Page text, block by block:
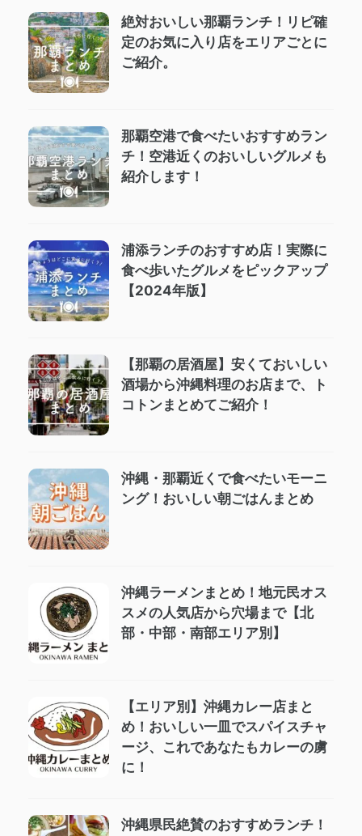
絶対おいしい那覇ランチ！リピ確
定のお気に入り店をエリアごとに
ご紹介。
那覇空港で食べたいおすすめラン
チ！空港近くのおいしいグルメも
紹介します！
浦添ランチのおすすめ店！実際に
食べ歩いたグルメをピックアップ
【2024年版】
【那覇の居酒屋】安くておいしい
酒場から沖縄料理のお店まで、ト
コトンまとめてご紹介！
沖縄・那覇近くで食べたいモーニ
ング！おいしい朝ごはんまとめ
沖縄ラーメンまとめ！地元民オス
スメの人気店から穴場まで【北
部・中部・南部エリア別】
【エリア別】沖縄カレー店まと
め！おいしい一皿でスパイスチャ
ージ、これであなたもカレーの虜
に！
沖縄県民絶賛のおすすめランチ！